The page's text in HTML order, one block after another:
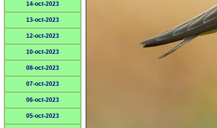
14-oct-2023
13-oct-2023
12-oct-2023
10-oct-2023
08-oct-2023
07-oct-2023
06-oct-2023
05-oct-2023